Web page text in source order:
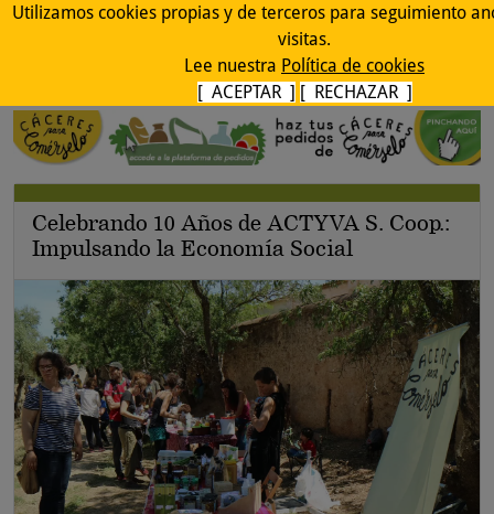
Utilizamos cookies propias y de terceros para seguimiento
visitas.
Lee nuestra Política de cookies
[ ACEPTAR ] [ RECHAZAR ]
Celebrando 10 Años de ACTYVA S. Coop.:
Impulsando la Economía Social